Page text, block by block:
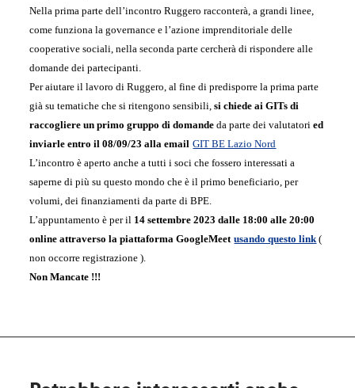
Nella prima parte dell’incontro Ruggero racconterà, a grandi linee,
come funziona la governance e l’azione imprenditoriale delle
cooperative sociali, nella seconda parte cercherà di rispondere alle
domande dei partecipanti.
Per aiutare il lavoro di Ruggero, al fine di predisporre la prima parte
già su tematiche che si ritengono sensibili,si chiede ai GITs di
raccogliere un primo gruppo di domande da parte dei valutatoried
inviarle entro il 08/09/23 alla email GIT BE Lazio Nord
L’incontro è apertoanchea tutti i soci che fossero interessati a
saperne di piùsu questo mondo che è il primo beneficiario, per
volumi, dei finanziamenti da parte di BPE.
L’appuntamento è per il 14 settembre 2023 dalle 18:00 alle 20:00
onlineattraverso la piattaformaGoogleMeet usando questo link (
non occorre registrazione ).
Non Mancate !!!